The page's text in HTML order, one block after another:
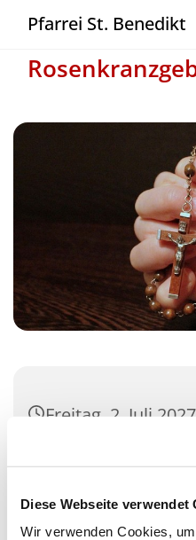
Diese Webseite verwendet
Wir verwenden Cookies,
Pfarrei St. Benedikt
Freitag, 2. Juli
Kirche Mariä
Zossen